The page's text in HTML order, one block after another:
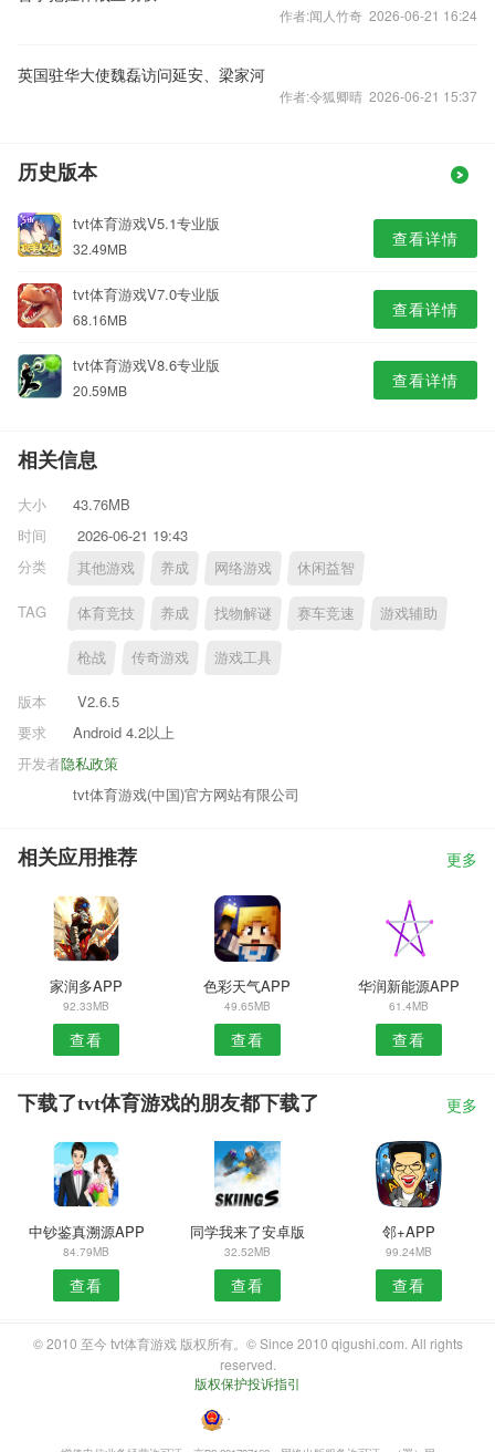
作者:闻人竹奇 2026-06-21 16:24
英国驻华大使魏磊访问延安、梁家河
作者:令狐卿晴 2026-06-21 15:37
历史版本
tvt体育游戏V5.1专业版
32.49MB 查看详情
tvt体育游戏V7.0专业版
68.16MB 查看详情
tvt体育游戏V8.6专业版
20.59MB 查看详情
相关信息
大小
43.76MB
时间
2026-06-21 19:43
分类
其他游戏 养成 网络游戏 休闲益智
TAG 体育竞技 养成 找物解谜 赛车竞速 游戏辅助
枪战 传奇游戏 游戏工具
版本
V2.6.5
要求
Android 4.2以上
隐私政策
开发者
tvt体育游戏(中国)官方网站有限公司
相关应用推荐 更多
家润多APP
92.33MB
查看
色彩天气APP
49.65MB
查看
华润新能源APP
61.4MB
查看
下载了tvt体育游戏的朋友都下载了 更多
中钞鉴真溯源APP
84.79MB
查看
同学我来了安卓版
32.52MB
查看
邻+APP
99.24MB
查看
© 2010 至今 tvt体育游戏 版权所有。© Since 2010 qigushi.com. All rights
reserved.
版权保护投诉指引
・